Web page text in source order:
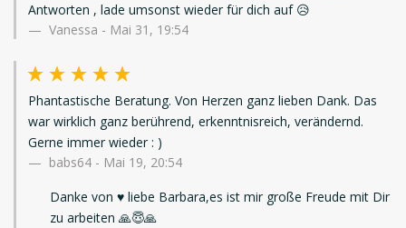
Antworten , lade umsonst wieder für dich auf 😥
Vanessa - Mai 31, 19:54
Phantastische Beratung. Von Herzen ganz lieben Dank. Das
war wirklich ganz berührend, erkenntnisreich, verändernd.
Gerne immer wieder : )
babs64 - Mai 19, 20:54
Danke von ♥️ liebe Barbara,es ist mir große Freude mit Dir
zu arbeiten 🙏😇🙏